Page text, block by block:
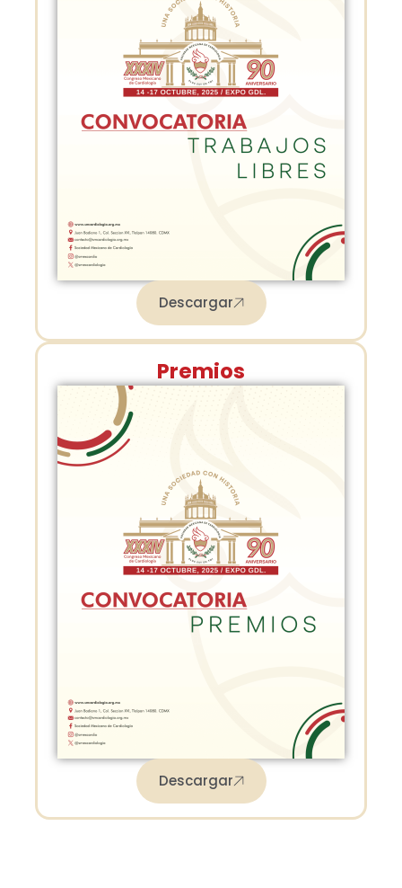
Descargar
Premios
Descargar